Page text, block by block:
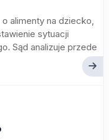
alimenty na dziecko,
sytuacji
Sąd analizuje przede